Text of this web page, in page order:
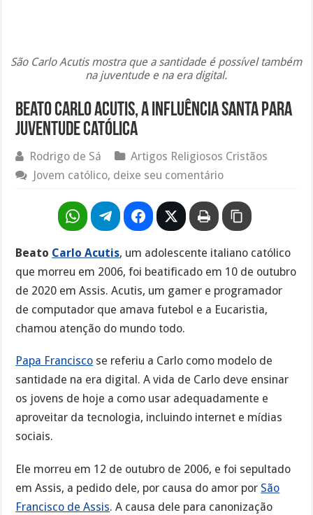
São Carlo Acutis mostra que a santidade é possível também
na juventude e na era digital.
Beato Carlo Acutis, a influência santa para
juventude católica
Rodrigo de Sá
Artigos Religiosos Cristãos
Jovem católico, deixe seu comentário
Beato Carlo Acutis, um adolescente italiano católico
que morreu em 2006, foi beatificado em 10 de outubro
de 2020 em Assis. Acutis, um gamer e programador
de computador que amava futebol e a Eucaristia,
chamou atenção do mundo todo.
Papa Francisco se referiu a Carlo como modelo de
santidade na era digital. A vida de Carlo deve ensinar
os jovens de hoje a como usar adequadamente e
aproveitar da tecnologia, incluindo internet e mídias
sociais.
Ele morreu em 12 de outubro de 2006, e foi sepultado
em Assis, a pedido dele, por causa do amor por São
Francisco de Assis. A causa dele para canonização